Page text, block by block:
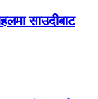
साउदीबाट